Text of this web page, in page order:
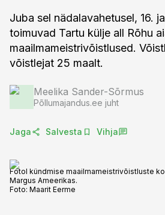
Juba sel nädalavahetusel, 16.
toimuvad Tartu külje all Rõhu
maailmameistrivõistlused.
võistlejat 25 maalt.
Meelika Sander-Sõrmus
Põllumajandus.ee juht
Jaga Salvesta Vihja
Fotol kündmise maailmameistrivõistluste
Margus Ameerikas.
Foto: Maarit Eerme